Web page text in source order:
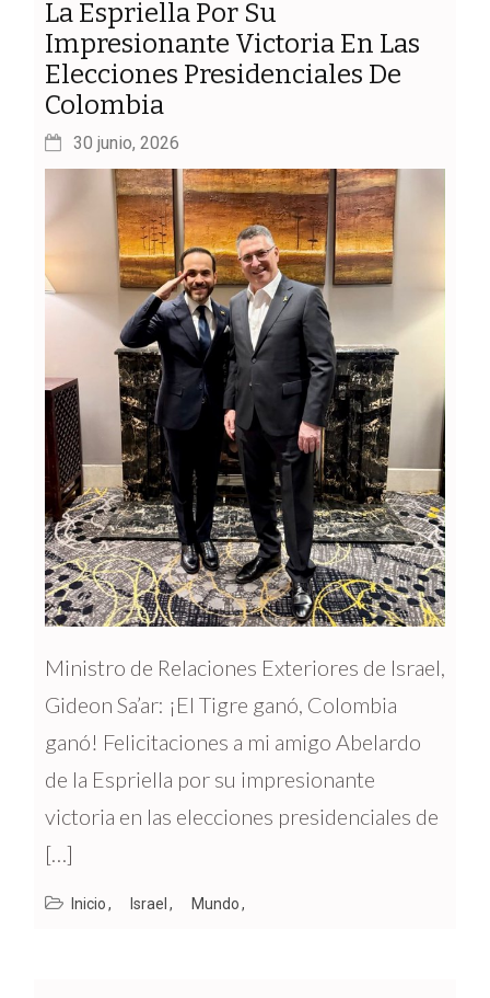
La Espriella Por Su
Impresionante Victoria En Las
Elecciones Presidenciales De
Colombia
30 junio, 2026
Ministro de Relaciones Exteriores de Israel,
Gideon Sa’ar: ¡El Tigre ganó, Colombia
ganó! Felicitaciones a mi amigo Abelardo
de la Espriella por su impresionante
victoria en las elecciones presidenciales de
[…]
Inicio Israel Mundo